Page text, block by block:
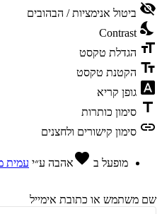
ביטול אנימציות / הבהובים
Contrast
הגדלת טקסט
הקטנת טקסט
גופן קריא
סימון כותרות
סימון קישורים ולחצנים
מופעל בfavorite אהבהע״י עמית מורנו
או כתובת אימייל